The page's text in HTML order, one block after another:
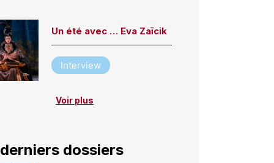
Un été avec … Eva Zaïcik
Interview
Voir plus
dossiers